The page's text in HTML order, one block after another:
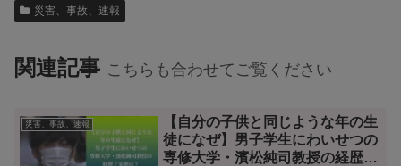
災害、事故、速報
関連記事 こちらも合わせてご覧ください
災害、事故、速報
【自分の子供と同じような年の生
徒になぜ】男子学生にわいせつの
専修大学・濱松純司教授の経歴？